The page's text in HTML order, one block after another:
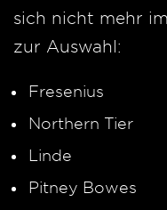
sich nicht mehr
zur Auswahl:
Fresenius
Northern Tier
Linde
Pitney Bowes